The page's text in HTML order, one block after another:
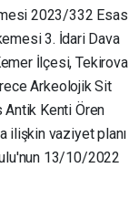
2023/332 Esas
3. İdari Dava
İlçesi, Tekirova
Arkeolojik Sit
Antik Kenti Ören
ilişkin vaziyet planı
13/10/2022